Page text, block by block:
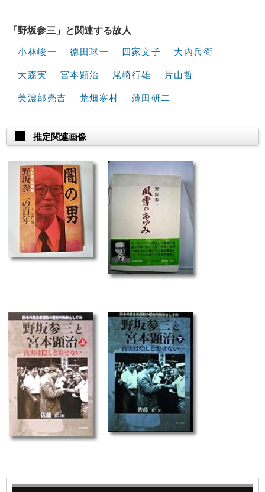
「野坂参三」と関連する故人
小林峻一 徳田球一 四家文子 大内兵衛
大森実 宮本顕治 尾崎行雄 片山哲
美濃部亮吉 荒畑寒村 薄田研二
推定関連画像